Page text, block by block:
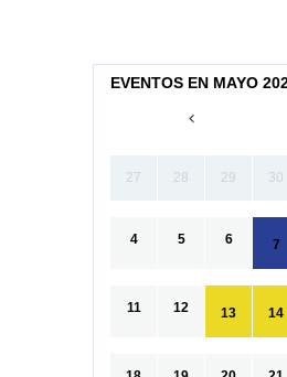
EVENTOS EN MAYO
27 28 29 30
4 5 6 7
11 12 13 14